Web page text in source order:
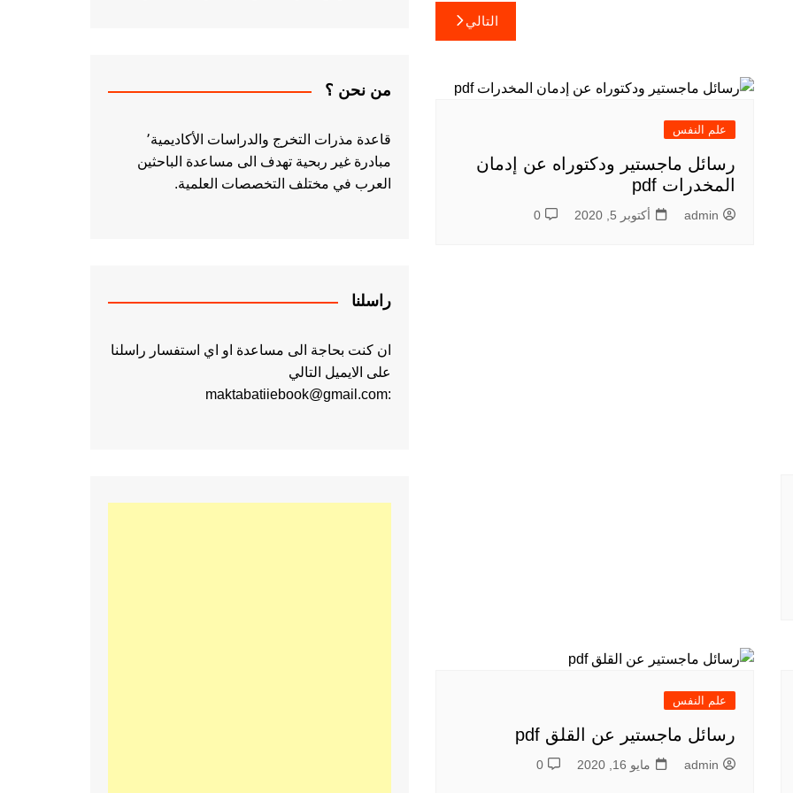
التالي
علم النفس
رسائل ماجستير ودكتوراه عن إدمان
المخدرات pdf
admin أكتوبر 5, 2020 0
علم النفس
رسائل ماجستير عن القلق pdf
admin مايو 16, 2020 0
من نحن ؟
قاعدة مذرات التخرج والدراسات الأكاديمية٬
مبادرة غير ربحية تهدف الى مساعدة الباحثين
العرب في مختلف التخصصات العلمية.
راسلنا
ان كنت بحاجة الى مساعدة او اي استفسار راسلنا
على الايميل التالي
:maktabatiiebook@gmail.com